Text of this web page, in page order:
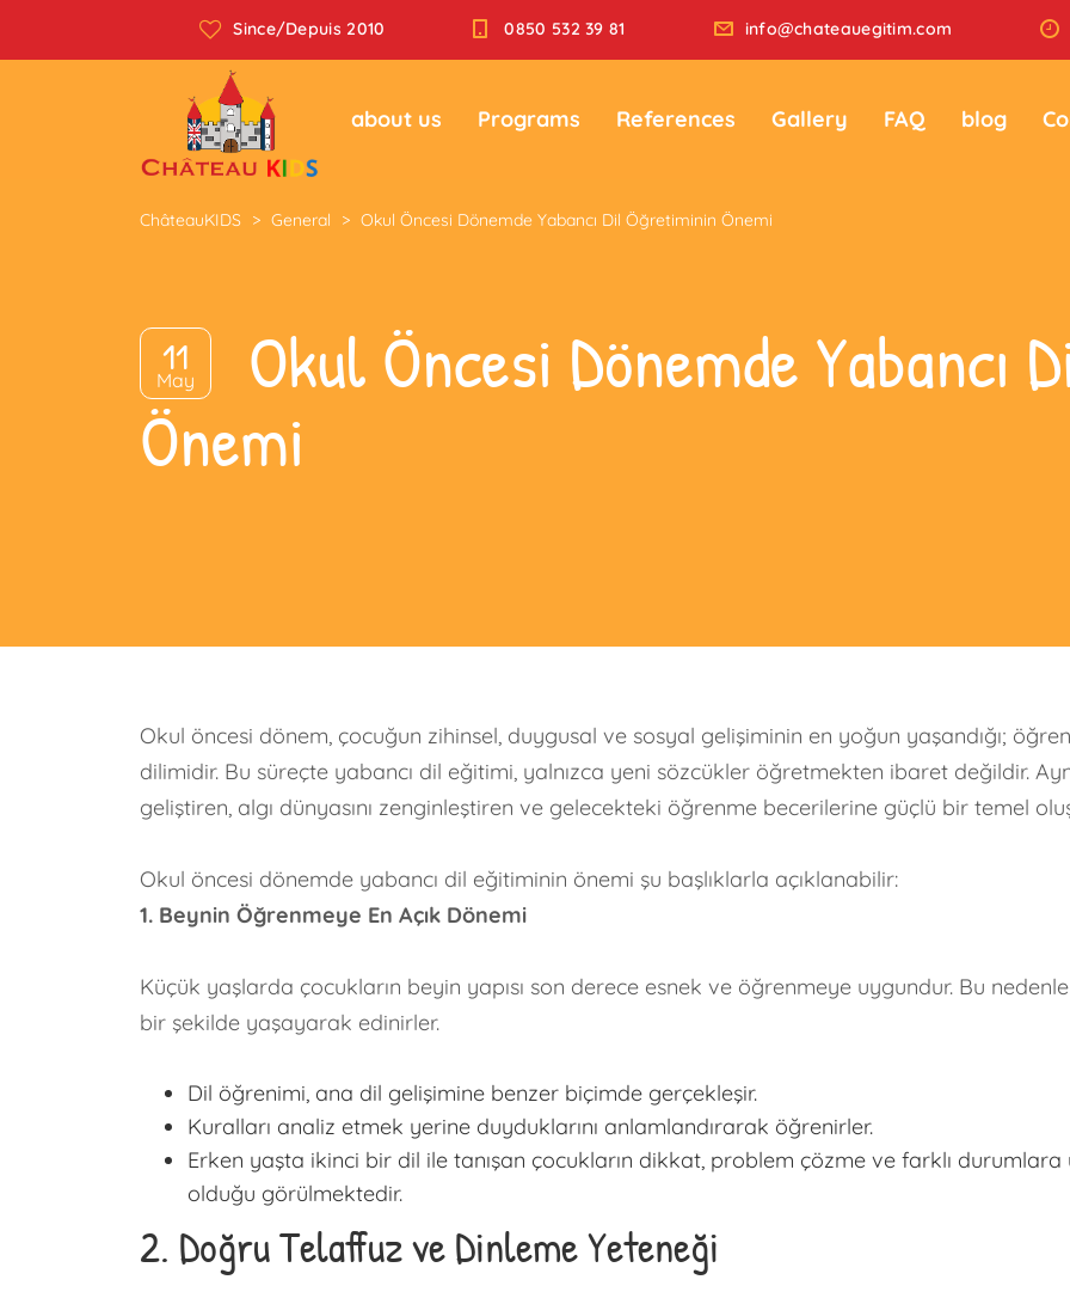
Since/Depuis 2010 0850 532 39 81 info@chateauegitim.com
about us Programs References Gallery FAQ blog
ChâteauKIDS > General > Okul Öncesi Dönemde Yabancı Dil Öğretiminin Önemi
11
May
Okul Öncesi Dönemde
Önemi
Okul öncesi dönem, çocuğun zihinsel, duygusal ve sosyal gelişiminin en yoğun yaşandığı;
dilimidir. Bu süreçte yabancı dil eğitimi, yalnızca yeni sözcükler öğretmekten ibaret değildir.
geliştiren, algı dünyasını zenginleştiren ve gelecekteki öğrenme becerilerine güçlü bir temel
Okul öncesi dönemde yabancı dil eğitiminin önemi şu başlıklarla açıklanabilir:
1. Beynin Öğrenmeye En Açık Dönemi
Küçük yaşlarda çocukların beyin yapısı son derece esnek ve öğrenmeye uygundur. Bu
bir şekilde yaşayarak edinirler.
Dil öğrenimi, ana dil gelişimine benzer biçimde gerçekleşir.
Kuralları analiz etmek yerine duyduklarını anlamlandırarak öğrenirler.
Erken yaşta ikinci bir dil ile tanışan çocukların dikkat, problem çözme ve farklı
olduğu görülmektedir.
2. Doğru Telaffuz ve Dinleme Yeteneği